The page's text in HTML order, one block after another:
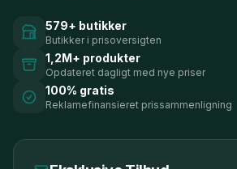
579+ butikker
Butikker i prisoversigten
1,2M+ produkter
Opdateret dagligt med nye priser
100% gratis
Reklamefinansieret prissammenligning